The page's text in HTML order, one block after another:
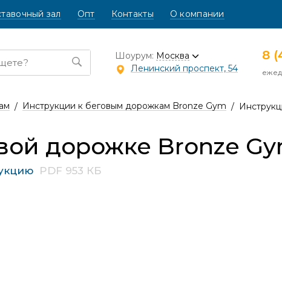
зал Опт Контакты О компании
Шоурум: Москва
Ленинский проспект, 54
8
Инструкции к беговым дорожкам Bronze Gym
дорожке Bronze
PDF 953 КБ